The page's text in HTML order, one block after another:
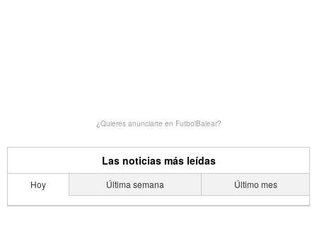
¿Quieres anunciarte en FutbolBalear?
Las noticias más leídas
Hoy Última semana Último mes